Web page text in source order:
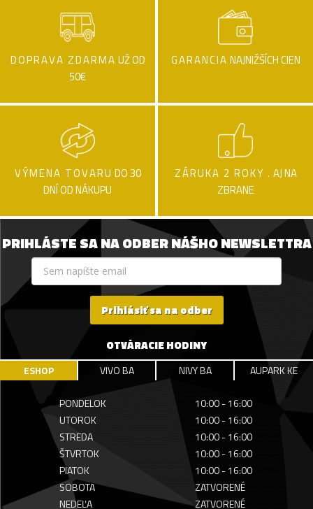
DOPRAVA ZDARMA UŽ OD
50€
GARANCIA NAJNIŽŠÍCH CIEN
VÝMENA TOVARU DO 30
DNÍ OD NÁKUPU
ZÁRUKA 2 ROKY . AJ NA
ZBRANE
PRIHLÁSTE SA NA ODBER NÁŠHO NEWSLETTRA
Prihlásiť sa na odber
OTVÁRACIE HODINY
ESHOP VIVO BA NIVY BA AUPARK KE
PONDELOK
10:00 - 16:00
UTOROK
10:00 - 16:00
STREDA
10:00 - 16:00
ŠTVRTOK
10:00 - 16:00
PIATOK
10:00 - 16:00
SOBOTA
ZATVORENÉ
NEDEĽA
ZATVORENÉ